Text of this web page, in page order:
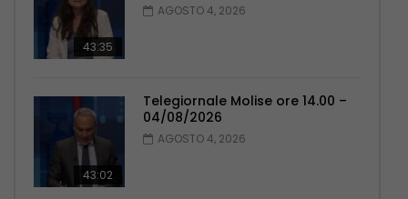
43:35
AGOSTO 4, 2026
43:02
Telegiornale Molise ore 14.00 –
04/08/2026
AGOSTO 4, 2026